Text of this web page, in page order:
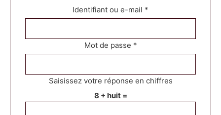
Identifiant ou e-mail *
Mot de passe *Obligatoire
Saisissez votre réponse en chiffres
8 + huit =